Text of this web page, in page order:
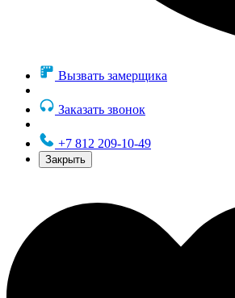
Вызвать замерщика
Заказать звонок
+7 812 209-10-49
Закрыть